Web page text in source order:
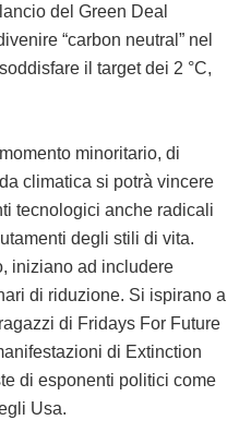
del Green Deal
“carbon neutral” nel
il target dei 2 °C,
minoritario, di
climatica si potrà vincere
tecnologici anche radicali
degli stili di vita.
iniziano ad includere
di riduzione. Si ispirano a
di Fridays For Future
di Extinction
di esponenti politici come
Usa.